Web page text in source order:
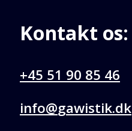
Kontakt os:
+45 51 90 85 46
kd.kitsiwag
@ofni